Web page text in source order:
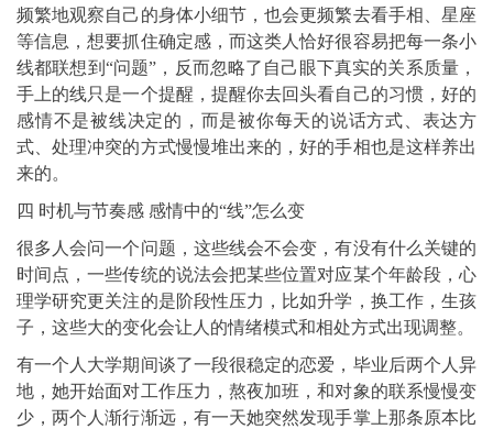
频繁地观察自己的身体小细节，也会更频繁去看手相、星座
等信息，想要抓住确定感，而这类人恰好很容易把每一条小
线都联想到“问题”，反而忽略了自己眼下真实的关系质量，
手上的线只是一个提醒，提醒你去回头看自己的习惯，好的
感情不是被线决定的，而是被你每天的说话方式、表达方
式、处理冲突的方式慢慢堆出来的，好的手相也是这样养出
来的。
四 时机与节奏感 感情中的“线”怎么变
很多人会问一个问题，这些线会不会变，有没有什么关键的
时间点，一些传统的说法会把某些位置对应某个年龄段，心
理学研究更关注的是阶段性压力，比如升学，换工作，生孩
子，这些大的变化会让人的情绪模式和相处方式出现调整。
有一个人大学期间谈了一段很稳定的恋爱，毕业后两个人异
地，她开始面对工作压力，熬夜加班，和对象的联系慢慢变
少，两个人渐行渐远，有一天她突然发现手掌上那条原本比